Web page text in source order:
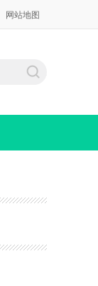
网站地图